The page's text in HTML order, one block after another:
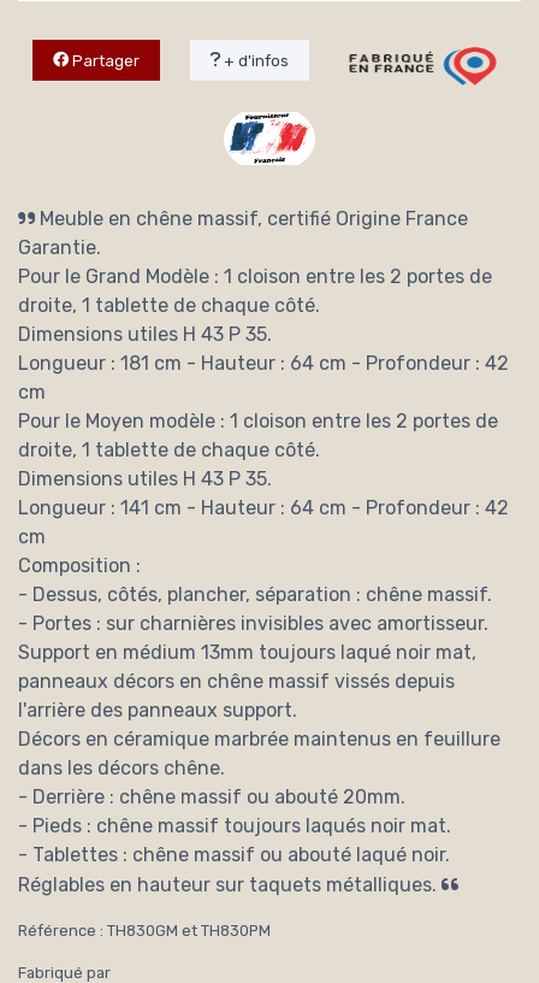
Partager + d'infos
Meuble en chêne massif, certifié Origine France
Garantie.
Pour le Grand Modèle : 1 cloison entre les 2 portes de
droite, 1 tablette de chaque côté.
Dimensions utiles H 43 P 35.
Longueur : 181 cm - Hauteur : 64 cm - Profondeur : 42
cm
Pour le Moyen modèle : 1 cloison entre les 2 portes de
droite, 1 tablette de chaque côté.
Dimensions utiles H 43 P 35.
Longueur : 141 cm - Hauteur : 64 cm - Profondeur : 42
cm
Composition :
- Dessus, côtés, plancher, séparation : chêne massif.
- Portes : sur charnières invisibles avec amortisseur.
Support en médium 13mm toujours laqué noir mat,
panneaux décors en chêne massif vissés depuis
l'arrière des panneaux support.
Décors en céramique marbrée maintenus en feuillure
dans les décors chêne.
- Derrière : chêne massif ou abouté 20mm.
- Pieds : chêne massif toujours laqués noir mat.
- Tablettes : chêne massif ou abouté laqué noir.
Réglables en hauteur sur taquets métalliques.
Référence : TH830GM et TH830PM
Fabriqué par